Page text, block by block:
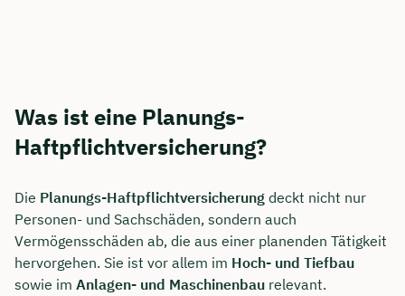
Was ist eine Planungs-
Haftpflichtversicherung?
Die Planungs-Haftpflichtversicherung deckt nicht nur
Personen- und Sachschäden, sondern auch
Vermögensschäden ab, die aus einer planenden Tätigkeit
hervorgehen. Sie ist vor allem im Hoch- und Tiefbau
sowie im Anlagen- und Maschinenbau relevant.